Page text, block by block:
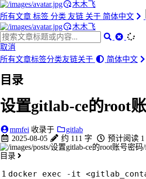
木木飞
所有文章 标签 分类 友链 关于 简体中文
木木飞
取消
所有文章标签分类友链关于 简体中文
目录
设置gitlab-ce的root
mmfei 收录于
gitlab
2025-08-05
约 111 字 预计阅读 1
目录
docker exec -it